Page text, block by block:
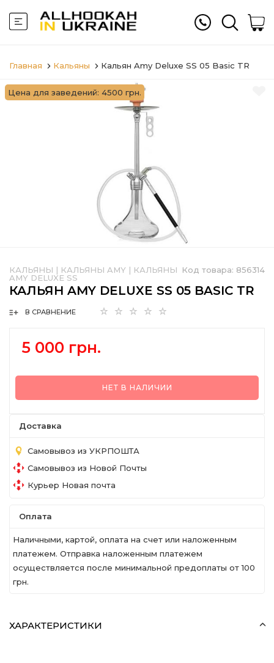
Главная Кальяны Кальян Amy Deluxe SS 05 Basic TR
Цена для заведений: 4500 грн.
Код товара: 856314
КАЛЬЯНЫ | КАЛЬЯНЫ AMY | КАЛЬЯНЫ
AMY DELUXE SS
КАЛЬЯН AMY DELUXE SS 05 BASIC TR
В СРАВНЕНИЕ
5 000 грн.
НЕТ В НАЛИЧИИ
Доставка
Самовывоз из УКРПОШТА
Самовывоз из Новой Почты
Курьер Новая почта
Оплата
Наличными, картой, оплата на счет или наложенным
платежем. Отправка наложенным платежем
осуществляется после минимальной предоплаты от 100
грн.
ХАРАКТЕРИСТИКИ